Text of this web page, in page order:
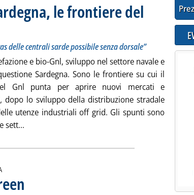
le frontiere del
a gas delle centrali sarde possibile senza dorsale”
delle centrali sarde possibile senza dorsale”
e bio-Gnl, sviluppo nel settore navale e
Sardegna. Sono le frontiere su cui il
Gnl punta per aprire nuovi mercati e
dopo lo sviluppo della distribuzione stradale
utenze industriali off grid. Gli spunti sono
sett... Leggi tutta la notizia: 'Microliquefazione e